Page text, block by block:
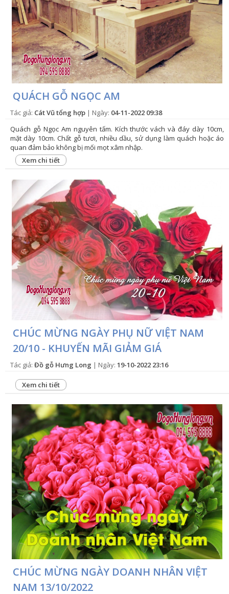
QUÁCH GỖ NGỌC AM
Tác giả: Cát Vũ tổng hợp | Ngày: 04-11-2022 09:38
Quách gỗ Ngọc Am nguyên tấm. Kích thước vách và đáy dày 10cm,
mặt dày 10cm. Chất gỗ tươi, nhiều dầu, sử dụng làm quách hoặc áo
quan đảm bảo không bị mối mọt xâm nhập.
Xem chi tiết
CHÚC MỪNG NGÀY PHỤ NỮ VIỆT NAM
20/10 - KHUYẾN MÃI GIẢM GIÁ
Tác giả: Đồ gỗ Hưng Long | Ngày: 19-10-2022 23:16
Xem chi tiết
CHÚC MỪNG NGÀY DOANH NHÂN VIỆT
NAM 13/10/2022